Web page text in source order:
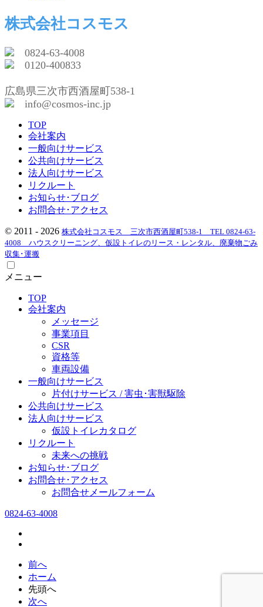
株式会社コスモス
0824-63-4008
0120-400833
広島県三次市西酒屋町538-1
info@cosmos-inc.jp
TOP
会社案内
一般向けサービス
公共向けサービス
法人向けサービス
リクルート
お知らせ･ブログ
お問合せ･アクセス
© 2011 - 2026 株式会社コスモス 三次市西酒屋町538-1 TEL 0824-63-
4008 ハウスクリーニング、仮設トイレのリース・レンタル、廃棄物ごみ
収集･運搬
メニュー
TOP
会社案内
メッセージ
事業項目
CSR
資格等
車両設備
一般向けサービス
片付けサービス / 害虫･害獣駆除
公共向けサービス
法人向けサービス
仮設トイレカタログ
リクルート
未来への挑戦
お知らせ･ブログ
お問合せ･アクセス
お問合せメールフォーム
0824-63-4008
前へ
ホーム
先頭へ
次へ